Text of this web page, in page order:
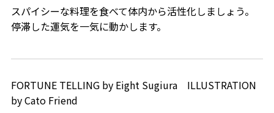
スパイシーな料理を食べて体内から活性化しましょう。
停滞した運気を一気に動かします。
FORTUNE TELLING by Eight Sugiura ILLUSTRATION
by Cato Friend